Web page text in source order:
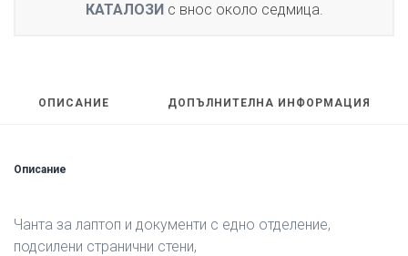
КАТАЛОЗИс внос около седмица.
ОПИСАНИЕ ДОПЪЛНИТЕЛНА ИНФОРМАЦИЯ
Описание
Чанта за лаптоп и документи с едно отделение,
подсилени странични стени,